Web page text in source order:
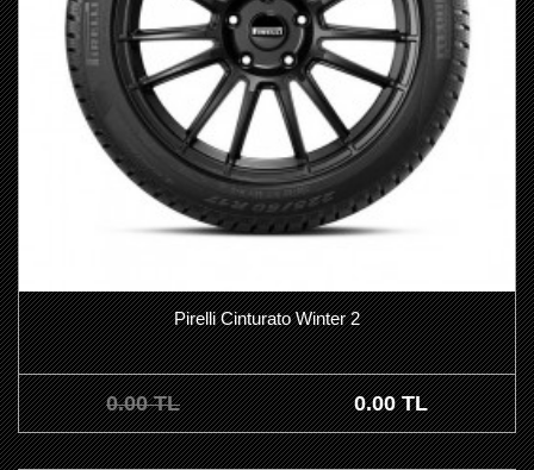
Pirelli Cinturato Winter 2
0.00 TL 0.00 TL